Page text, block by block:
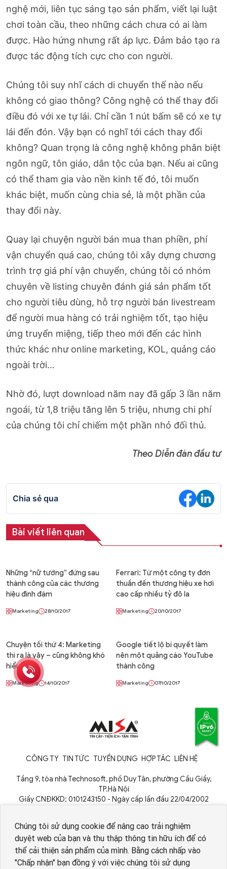
Chúng tôi sử dụng cookie để nâng cao trải nghiệm
duyệt web của bạn và thu thập thông tin hữu ích để có
thể cải thiện sản phẩm của mình. Bằng cách nhấp vào
"Chấp nhận" bạn đồng ý với việc chúng tôi sử dụng
nghệ mới, liên tục sáng tạo sản phẩm, viết lại luật
chơi toàn cầu, theo những cách chưa có ai làm
được. Hào hứng nhưng rất áp lực. Đảm bảo tạo ra
được tác động tích cực cho con người.
Chúng tôi suy nhĩ cách di chuyển thế nào nếu
không có giao thông? Công nghệ có thể thay đổi
điều đó với xe tự lái. Chỉ cần 1 nút bấm sẽ có xe tự
lái đến đón. Vậy bạn có nghĩ tới cách thay đổi
không? Quan trọng là công nghệ không phân biệt
ngôn ngữ, tôn giáo, dân tộc của bạn. Nếu ai cũng
có thể tham gia vào nền kinh tế đó, tôi muốn
khác biệt, muốn cùng chia sẻ, là một phần của
thay đổi này.
Quay lại chuyện người bán mua than phiền, phí
vận chuyển quá cao, chúng tôi xây dựng chương
trình trợ giá phí vận chuyển, chúng tôi có nhóm
chuyên về listing chuyên đánh giá sản phẩm tốt
cho người tiêu dùng, hỗ trợ người bán livestream
để người mua hàng có trải nghiệm tốt, tạo hiệu
ứng truyển miệng, tiếp theo mới đến các hình
thức khác như online marketing, KOL, quảng cáo
ngoài trời…
Nhờ đó, lượt download năm nay đã gấp 3 lần năm
ngoái, từ 1,8 triệu tăng lên 5 triệu, nhưng chi phí
của chúng tôi chỉ chiếm một phần nhỏ đối thủ.
Theo Diễn đàn đầu tư
Chia sẻ qua
Bài viết liên quan
Những “nữ tướng” đứng sau
thành công của các thương
hiệu đình đám
Marketing 28/10/2017
Ferrari: Từ một công ty đơn
thuần đến thương hiệu xe hơi
cao cấp nhiều tỷ đô la
Marketing 20/10/2017
Chuyện tối thứ 4: Marketing
thì ra là vậy – cũng không khó
hiểu lắm
Marketing 14/10/2017
Google tiết lộ bí quyết làm
nên một quảng cáo YouTube
thành công
Marketing 07/10/2017
CÔNG TY TIN TỨC TUYỂN DỤNG HỢP TÁC LIÊN HỆ
Tầng 9, tòa nhà Technosoft, phố Duy Tân, phường Cầu Giấy,
TP.Hà Nội
Giấy CNĐKKD: 0101243150 - Ngày cấp lần đầu 22/04/2002